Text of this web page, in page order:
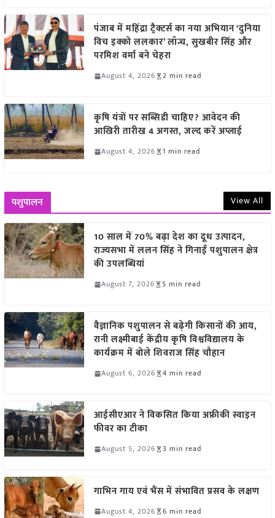
पंजाब में महिंद्रा ट्रैक्टर्स का नया अभियान ‘दुनिया
विच इक्को ललकार’ लॉन्च, सुखबीर सिंह और
परमिश वर्मा बने चेहरा
August 4, 2026 2 min read
कृषि यंत्रों पर सब्सिडी चाहिए? आवेदन की
आखिरी तारीख 4 अगस्त, जल्द करें अप्लाई
August 4, 2026 1 min read
पशुपालन View All
10 साल में 70% बढ़ा देश का दूध उत्पादन,
राज्यसभा में ललन सिंह ने गिनाईं पशुपालन क्षेत्र
की उपलब्धियां
August 7, 2026 5 min read
वैज्ञानिक पशुपालन से बढ़ेगी किसानों की आय,
रानी लक्ष्मीबाई केंद्रीय कृषि विश्वविद्यालय के
कार्यक्रम में बोले शिवराज सिंह चौहान
August 6, 2026 4 min read
आईसीएआर ने विकसित किया अफ्रीकी स्वाइन
फीवर का टीका
August 5, 2026 3 min read
गाभिन गाय एवं भैंस में संभावित प्रसव के लक्षण
August 4, 2026 6 min read